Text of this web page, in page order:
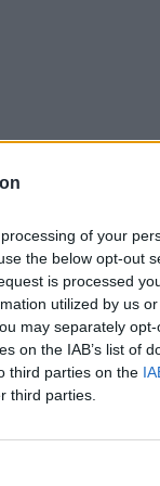
of your
the below opt-out
is processed
utilized by us
may separately
on the IAB’s list of
third parties on the
third parties.
della
un avvio in
a
aKansai